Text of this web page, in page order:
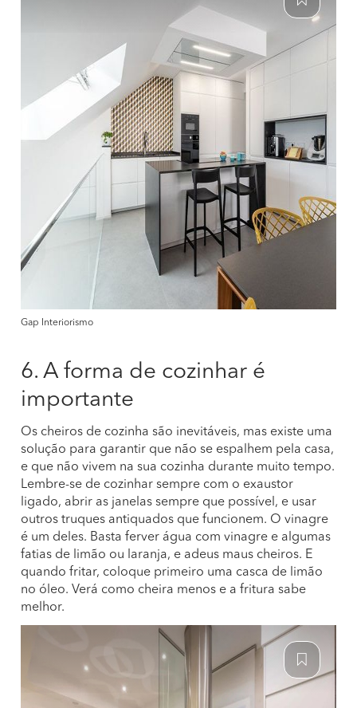
Gap Interiorismo
6. A forma de cozinhar é
importante
Os cheiros de cozinha são inevitáveis, mas existe uma
solução para garantir que não se espalhem pela casa,
e que não vivem na sua cozinha durante muito tempo.
Lembre-se de cozinhar sempre com o exaustor
ligado, abrir as janelas sempre que possível, e usar
outros truques antiquados que funcionem. O vinagre
é um deles. Basta ferver água com vinagre e algumas
fatias de limão ou laranja, e adeus maus cheiros. E
quando fritar, coloque primeiro uma casca de limão
no óleo. Verá como cheira menos e a fritura sabe
melhor.